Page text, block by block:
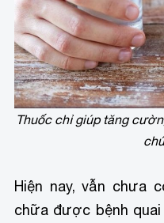
Thuốc chỉ giúp tăng
Hiện nay, vẫn chưa
chữa được bệnh